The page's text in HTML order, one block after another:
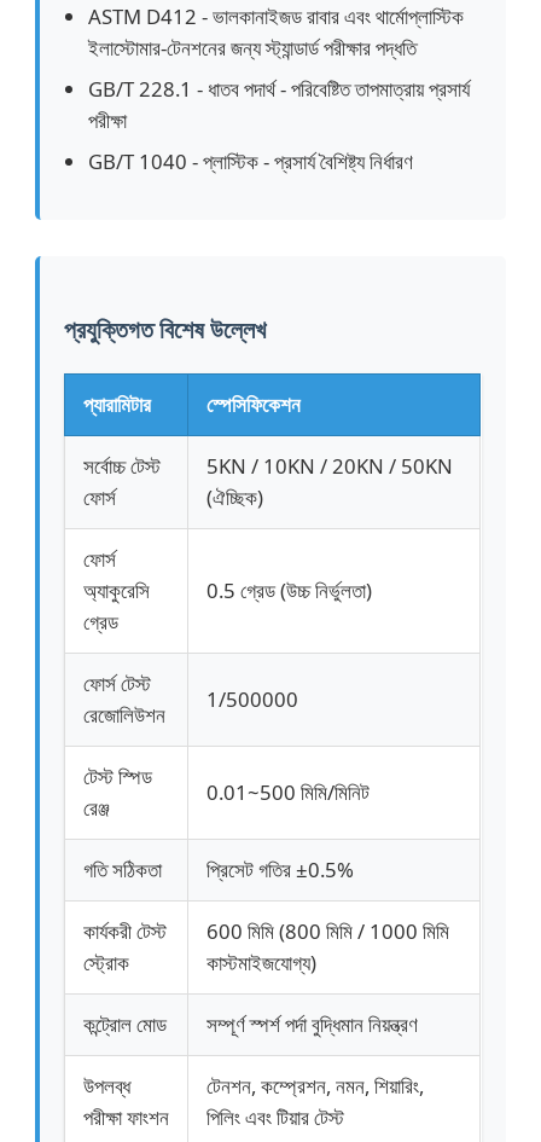
ইমপ্যাক্ট টেস্টিং মেশিন
নির্মাণ সামগ্রী পরীক্ষার সরঞ্জাম
আঠালো পরীক্ষার সরঞ্জাম
ফ্যাব্রিক টেস্টিং মেশিন
তাপমাত্রা এবং আর্দ্রতা নিয়ন্ত্রক
কঠোরতা পরীক্ষক
ASTM D412 - ভালকানাইজড রাবার এবং থার্মোপ্লাস্টিক
ইলাস্টোমার-টেনশনের জন্য স্ট্যান্ডার্ড পরীক্ষার পদ্ধতি
GB/T 228.1 - ধাতব পদার্থ - পরিবেষ্টিত তাপমাত্রায় প্রসার্য
পরীক্ষা
GB/T 1040 - প্লাস্টিক - প্রসার্য বৈশিষ্ট্য নির্ধারণ
প্রযুক্তিগত বিশেষ উল্লেখ
প্যারামিটার স্পেসিফিকেশন
সর্বোচ্চ টেস্ট
ফোর্স
5KN / 10KN / 20KN / 50KN
(ঐচ্ছিক)
ফোর্স
অ্যাকুরেসি
গ্রেড
0.5 গ্রেড (উচ্চ নির্ভুলতা)
ফোর্স টেস্ট
রেজোলিউশন
1/500000
টেস্ট স্পিড
রেঞ্জ
0.01~500 মিমি/মিনিট
গতি সঠিকতা প্রিসেট গতির ±0.5%
কার্যকরী টেস্ট
স্ট্রোক
600 মিমি (800 মিমি / 1000 মিমি
কাস্টমাইজযোগ্য)
কন্ট্রোল মোড সম্পূর্ণ স্পর্শ পর্দা বুদ্ধিমান নিয়ন্ত্রণ
উপলব্ধ
পরীক্ষা ফাংশন
টেনশন, কম্প্রেশন, নমন, শিয়ারিং,
পিলিং এবং টিয়ার টেস্ট